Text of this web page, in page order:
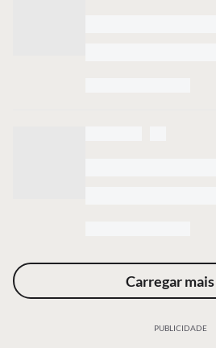
Carregar mais
PUBLICIDADE